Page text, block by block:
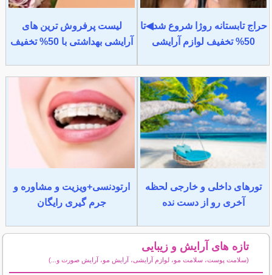
حراج تابستانه روژا شروع شد◀تا
50% تخفیف لوازم آرایشی
لیست پرفروش ترین های
آرایشی بهداشتی با 50% تخفیف
تورهای داخلی و خارجی لحظه
آخری رو از دست نده
ارتودنسی+ویزیت و مشاوره و
جرم گیری رایگان
تازه های آرایش و زیبایی
(سلامت پوست، سلامت مو، لوازم آرایشی، آرایش مو، آرایش صورت و...)